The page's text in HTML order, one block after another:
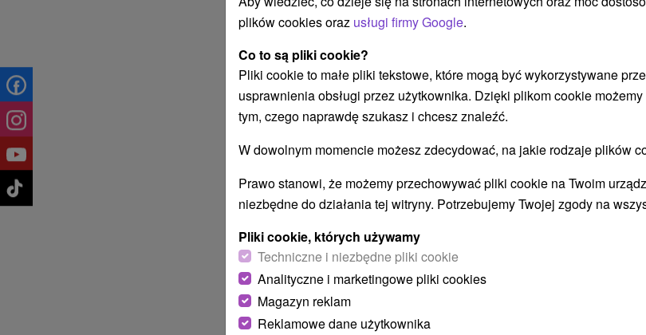
plików cookies oraz usługi firmy Google.
Co to są pliki cookie?
Pliki cookie to małe pliki tekstowe, które mogą być wykorzystywane
usprawnienia obsługi przez użytkownika. Dzięki plikom cookie
tym, czego naprawdę szukasz i chcesz znaleźć.
W dowolnym momencie możesz zdecydować, na jakie rodzaje plików
Prawo stanowi, że możemy przechowywać pliki cookie na Twoim
niezbędne do działania tej witryny. Potrzebujemy Twojej zgody na
Pliki cookie, których używamy
Techniczne i niezbędne pliki cookie
Analityczne i marketingowe pliki cookies
Magazyn reklam
Reklamowe dane użytkownika